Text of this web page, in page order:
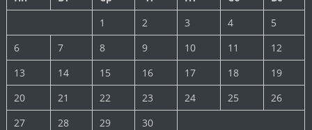
1
2 3 4
5
6
7 8 9 10 11
12
13
14 15 16 17 18
19
20
21 22 23 24 25
26
27
28 29 30